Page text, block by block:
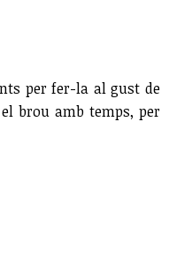
per fer-la al gust de
brou amb temps, per